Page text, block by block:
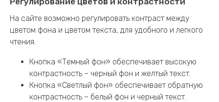
На сайте возможно регулировать контраст между
цветом фона и цветом текста, для удобного и легкого
чтения.
Кнопка «Темный фон» обеспечивает высокую
контрастность – черный фон и желтый текст.
Кнопка «Светлый фон» обеспечивает обратную
контрастность – белый фон и черный текст.